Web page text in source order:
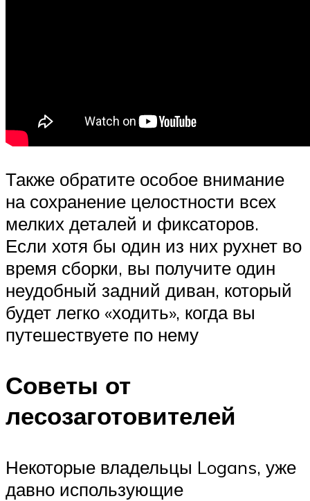
Также обратите особое внимание
на сохранение целостности всех
мелких деталей и фиксаторов.
Если хотя бы один из них рухнет во
время сборки, вы получите один
неудобный задний диван, который
будет легко «ходить», когда вы
путешествуете по нему
Советы от
лесозаготовителей
Некоторые владельцы Logans, уже
давно использующие